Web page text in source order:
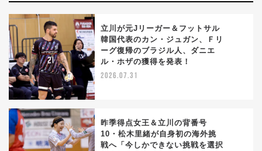
立川が元Jリーガー＆フットサル
韓国代表のカン・ジュガン、Ｆリ
ーグ復帰のブラジル人、ダニエ
ル・ホザの獲得を発表！
2026.07.31
昨季得点女王＆立川の背番号
10・松木里緒が自身初の海外挑
戦へ「今しかできない挑戦を選択